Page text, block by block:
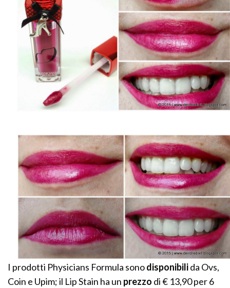
I prodotti Physicians Formula sonodisponibilida Ovs,
Coin e Upim; il Lip Stain ha un prezzo di € 13,90 per 6